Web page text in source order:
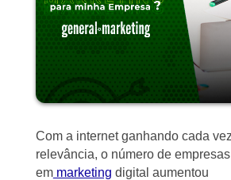
Com a internet ganhando cada
relevância, o número de
emmarketing digital aumentou